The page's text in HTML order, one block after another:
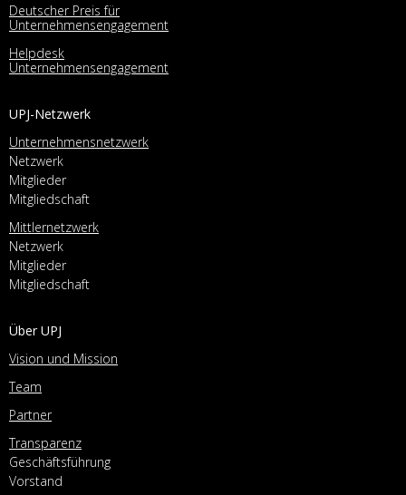
Deutscher Preis für
Unternehmensengagement
Helpdesk
Unternehmensengagement
UPJ-Netzwerk
Unternehmensnetzwerk
Netzwerk
Mitglieder
Mitgliedschaft
Mittlernetzwerk
Netzwerk
Mitglieder
Mitgliedschaft
Über UPJ
Vision und Mission
Team
Partner
Transparenz
Geschäftsführung
Vorstand